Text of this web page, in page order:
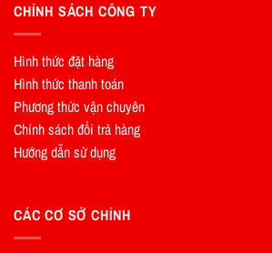
CHÍNH SÁCH CÔNG TY
Hình thức đặt hàng
Hình thức thanh toán
Phương thức vận chuyên
Chính sách đổi trả hàng
Hướng dẫn sử dụng
CÁC CƠ SỞ CHÍNH